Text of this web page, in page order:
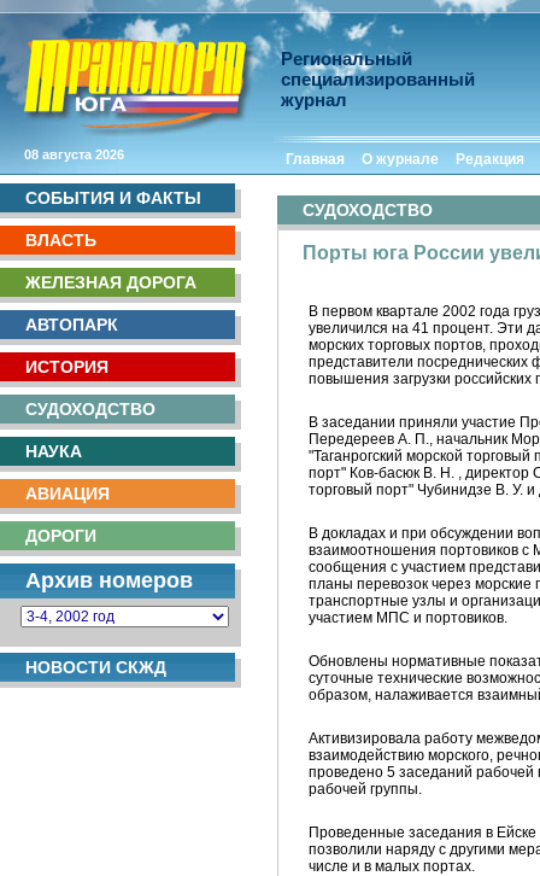
Региональный
специализированный
журнал
08 августа 2026 Главная О журнале Редакция
СОБЫТИЯ И ФАКТЫ
ВЛАСТЬ
ЖЕЛЕЗНАЯ ДОРОГА
АВТОПАРК
ИСТОРИЯ
СУДОХОДСТВО
НАУКА
АВИАЦИЯ
ДОРОГИ
Архив номеров
НОВОСТИ СКЖД
СУДОХОДСТВО
Порты юга России
В первом квартале 2002 года
увеличился на 41 процент. Эти
морских торговых портов,
представители
повышения загрузки
В заседании приняли участие
Передереев А. П., начальник
"Таганрогский морской
порт" Ков-басюк В. Н. , директор
торговый порт" Чубинидзе В. У. и
В докладах и при обсуждении
взаимоотношения портовиков с
сообщения с участием
планы перевозок через
транспортные узлы и
участием МПС и портовиков.
Обновлены нормативные
суточные технические
образом, налаживается
Активизировала работу
взаимодействию морского,
проведено 5 заседаний рабочей
рабочей группы.
Проведенные заседания в
позволили наряду с другими
числе и в малых портах.